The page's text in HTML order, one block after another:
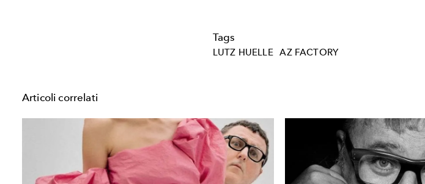
Tags
LUTZ HUELLE AZ FACTORY
Articoli correlati